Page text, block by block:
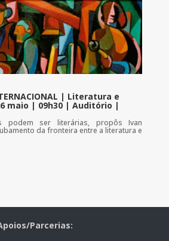
| Literatura e
maio | 09h30 | Auditório |
podem ser literárias, propôs Ivan
da fronteira entre a literatura e
Parcerias: